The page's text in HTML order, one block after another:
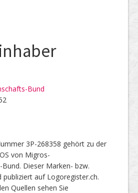
Bund
3P-268358 gehört zu der
von Migros-
Dieser Marken- bzw.
publiziert auf Logoregister.ch.
Quellen sehen Sie